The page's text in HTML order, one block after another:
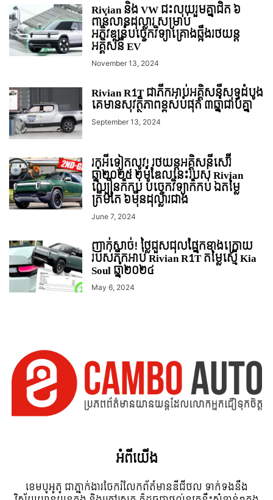
Rivian និង VW ជះលុយរួមគ្នាជិត ៦
ពាន់លានដុល្លារ សម្រាប់
អភិវឌ្ឍន៍បច្ចេកវិទ្យាគ្រោងឆ្អឹងរថយន្ត
អគ្គិសនី EV
November 13, 2024
Rivian R1T ជាភីកអាប់អគ្គិសនីសុទ្ធដំបូង
គេមានសុវត្ថិភាពខ្ពស់បំផុត ៣ឆ្នាំជាប់គ្នា
September 13, 2024
រកអីទៀតលូវ!​​ រថយន្តអគ្គិសនីសេរ៊ី
ឆ្នាំ២០២៥ ២ម៉ូឌែលនេះរបស់ Rivian
ល្បឿនក៏កប់ បច្ចេកវិទ្យាក៏កប់​ ឯតម្លៃ
ត្រឹមតែ ៦មុឺនដុល្លារជាង
June 7, 2024
ញាក់សាច់! ថ្លៃជួសជុលផ្នែកខាងក្រោយ
របស់ភីកអាប់ Rivian R1T តម្លៃស្មើ Kia
Soul ឆ្នាំ២០២៤
May 6, 2024
អំពី​យើង
ខេមបូអូតូ ជាភ្នាក់ងារចែករំលែកព័ត៍មានឌីជីថល ទាក់ទងនឹង